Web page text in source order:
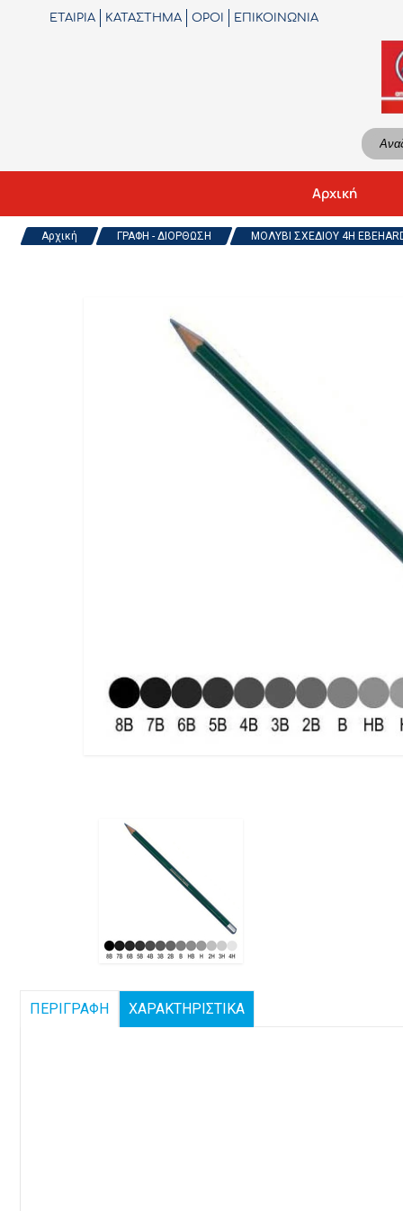
ΕΤΑΙΡΙΑ ΚΑΤΑΣΤΗΜΑ ΟΡΟΙ ΕΠΙΚΟΙΝΩΝΙΑ
Αρχική
Αρχική ΓΡΑΦΗ - ΔΙΟΡΘΩΣΗ ΜΟΛΥΒΙ ΣΧΕΔΙΟΥ 4H
ΠΕΡΙΓΡΑΦΗ ΧΑΡΑΚΤΗΡΙΣΤΙΚΑ